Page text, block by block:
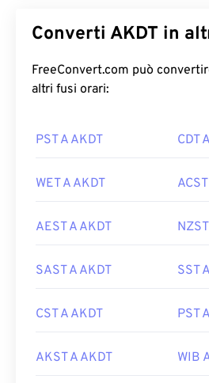
Converti AKDT in
FreeConvert.com può
altri fusi orari:
PST A AKDT CDT
WET A AKDT
AEST A AKDT
SAST A AKDT SST
CST A AKDT PST
AKST A AKDT WIB